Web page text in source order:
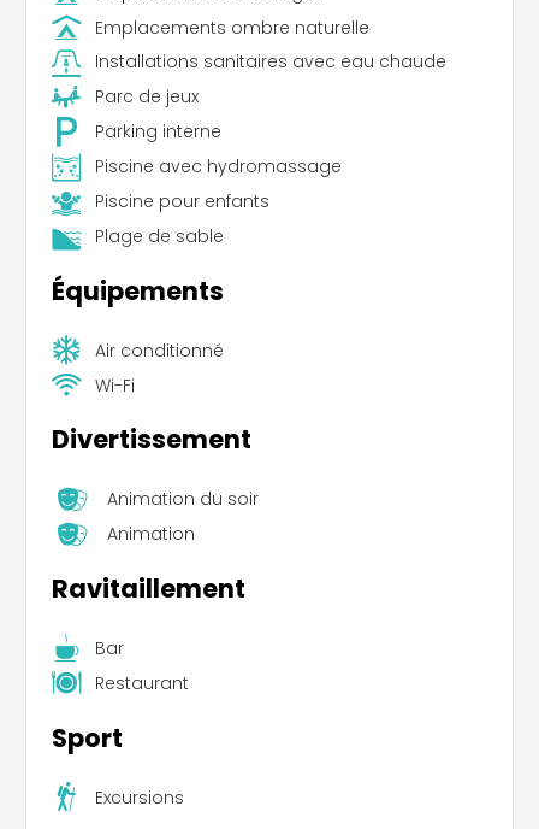
Emplacements ombre naturelle
Installations sanitaires avec eau chaude
Parc de jeux
Parking interne
Piscine avec hydromassage
Piscine pour enfants
Plage de sable
Équipements
Air conditionné
Wi-Fi
Divertissement
Animation du soir
Animation
Ravitaillement
Bar
Restaurant
Sport
Excursions